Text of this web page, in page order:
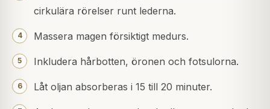
cirkulära rörelser runt lederna.
Massera magen försiktigt medurs.
Inkludera hårbotten, öronen och fotsulorna.
Låt oljan absorberas i 15 till 20 minuter.